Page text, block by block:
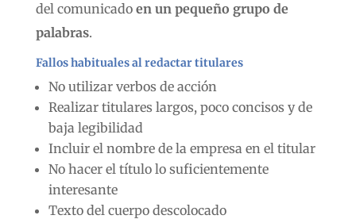
del comunicado en un pequeño grupo de
palabras.
Fallos habituales al redactar titulares
No utilizar verbos de acción
Realizar titulares largos, poco concisos y de
baja legibilidad
Incluir el nombre de la empresa en el titular
No hacer el título lo suficientemente
interesante
Texto del cuerpo descolocado